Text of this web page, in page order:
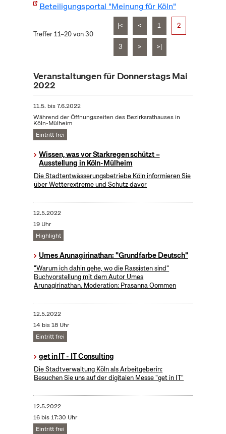
Beteiligungsportal "Meinung für Köln"
Treffer 11–20 von 30
|< < 1 2
3 > >|
Veranstaltungen für Donnerstags Mai
2022
11.5. bis7.6.2022
Während der Öffnungszeiten des Bezirksrathauses in
Köln-Mülheim
Eintritt frei
Wissen, was vor Starkregen schützt –
Ausstellung in Köln-Mülheim
Die Stadtentwässerungsbetriebe Köln informieren Sie
über Wetterextreme und Schutz davor
12.5.2022
19 Uhr
Highlight
Umes Arunagirinathan: "Grundfarbe Deutsch"
"Warum ich dahin gehe, wo die Rassisten sind"
Buchvorstellung mit dem Autor Umes
Arunagirinathan. Moderation: Prasanna Oommen
12.5.2022
14 bis 18 Uhr
Eintritt frei
get in IT - IT Consulting
Die Stadtverwaltung Köln als Arbeitgeberin:
Besuchen Sie uns auf der digitalen Messe "get in IT"
12.5.2022
16 bis 17:30 Uhr
Eintritt frei